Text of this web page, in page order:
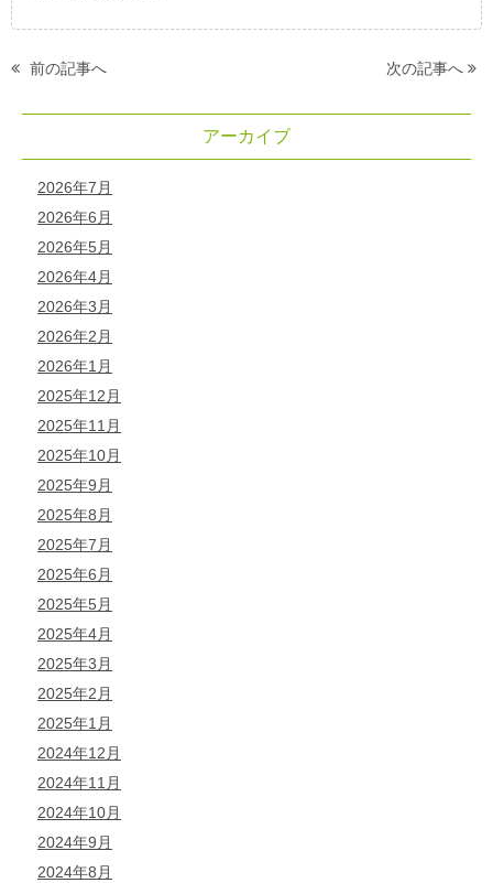
前の記事へ 次の記事へ
アーカイブ
2026年7月
2026年6月
2026年5月
2026年4月
2026年3月
2026年2月
2026年1月
2025年12月
2025年11月
2025年10月
2025年9月
2025年8月
2025年7月
2025年6月
2025年5月
2025年4月
2025年3月
2025年2月
2025年1月
2024年12月
2024年11月
2024年10月
2024年9月
2024年8月